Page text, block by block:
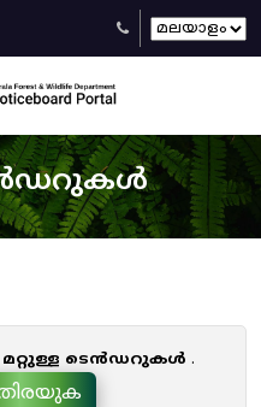
മറ്റുള്ള ടെൻഡറുകൾ .